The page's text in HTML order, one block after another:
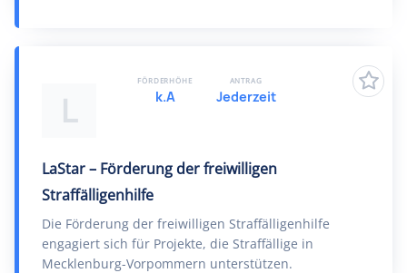
L
LaStar – Förderung der freiwilligen
Straffälligenhilfe
Die Förderung der freiwilligen Straffälligenhilfe
engagiert sich für Projekte, die Straffällige in
Mecklenburg-Vorpommern unterstützen.
FÖRDERHÖHE
k.A
ANTRAG
Jederzeit